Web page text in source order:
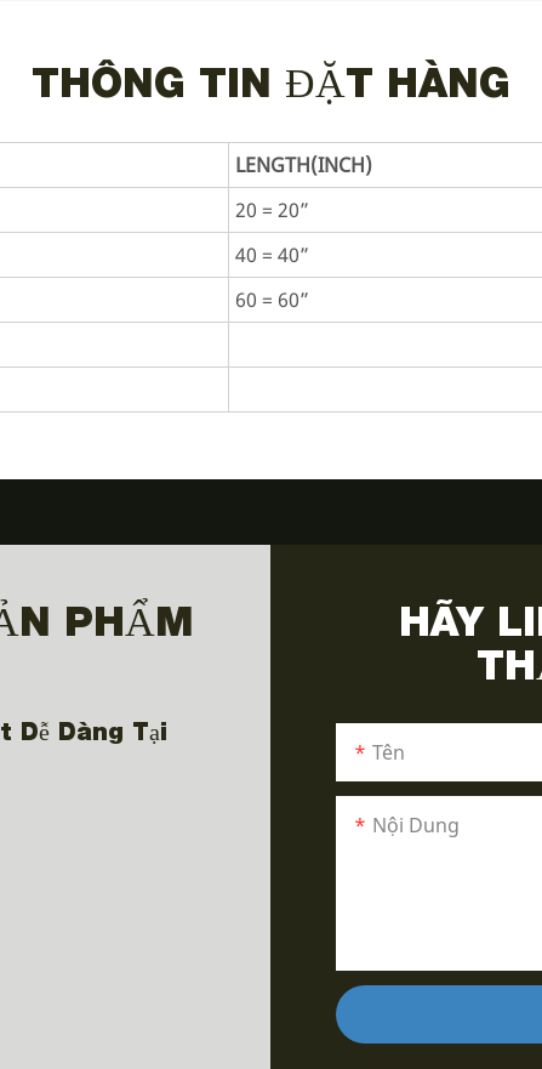
THÔNG TIN ĐẶT HÀNG
LENGTH(INCH)
20 = 20”
40 = 40”
60 = 60”
PHẨM
Dễ Dàng Tại
HÃY
Tên
Nội Dung